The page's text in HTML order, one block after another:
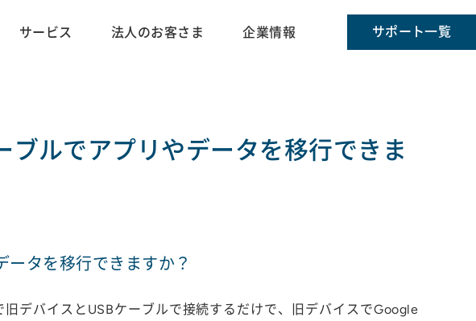
サービス 法人のお客さま 企業情報 サポート一覧
ルでアプリやデータを移行できま
ータを移行できますか？
デバイスとUSBケーブルで接続するだけで、旧デバイスでGoogle